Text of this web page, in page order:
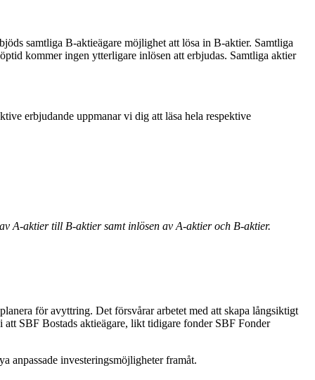
samtliga B-aktieägare möjlighet att lösa in B-aktier. Samtliga
kommer ingen ytterligare inlösen att erbjudas. Samtliga aktier
erbjudande uppmanar vi dig att läsa hela respektive
A-aktier till B-aktier samt inlösen av A-aktier och B-aktier.
för avyttring. Det försvårar arbetet med att skapa långsiktigt
SBF Bostads aktieägare, likt tidigare fonder SBF Fonder
anpassade investeringsmöjligheter framåt.